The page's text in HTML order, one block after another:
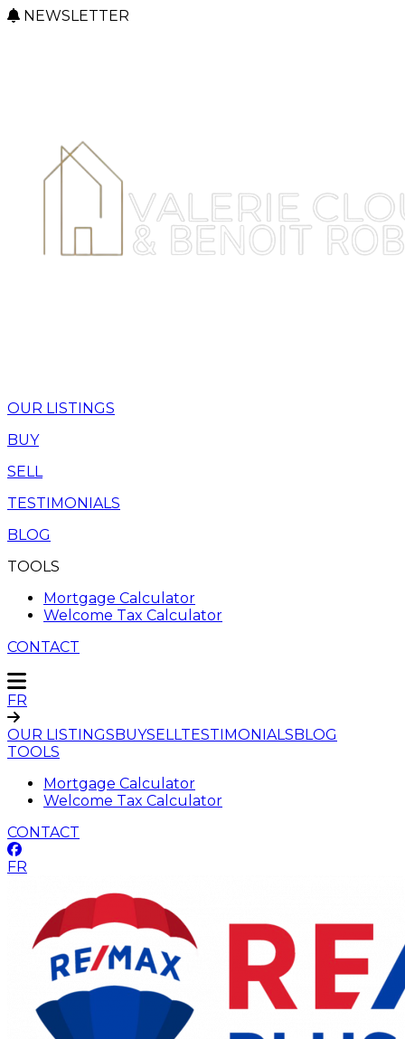
NEWSLETTER
OUR LISTINGS
BUY
SELL
TESTIMONIALS
BLOG
TOOLS
Mortgage Calculator
Welcome Tax Calculator
CONTACT
FR
OUR LISTINGSBUYSELLTESTIMONIALSBLOG
TOOLS
Mortgage Calculator
Welcome Tax Calculator
CONTACT
FR